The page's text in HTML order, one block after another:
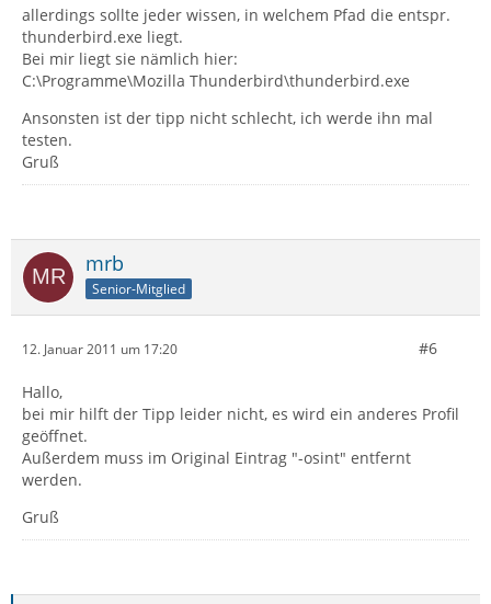
allerdings sollte jeder wissen, in welchem Pfad die entspr.
thunderbird.exe liegt.
Bei mir liegt sie nämlich hier:
C:\Programme\Mozilla Thunderbird\thunderbird.exe
Ansonsten ist der tipp nicht schlecht, ich werde ihn mal
testen.
Gruß
mrb
Senior-Mitglied
12. Januar 2011 um 17:20 #6
Hallo,
bei mir hilft der Tipp leider nicht, es wird ein anderes Profil
geöffnet.
Außerdem muss im Original Eintrag "-osint" entfernt
werden.
Gruß